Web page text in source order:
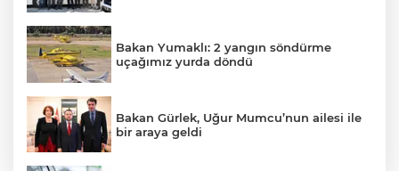
Bakan Yumaklı: 2 yangın söndürme
uçağımız yurda döndü
Bakan Gürlek, Uğur Mumcu’nun ailesi ile
bir araya geldi